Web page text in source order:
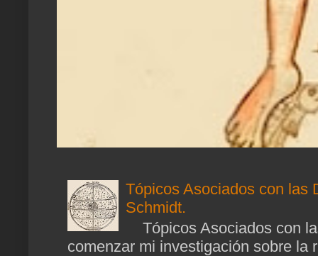
Tópicos Asociados con las
Schmidt.
Tópicos Asociados con
comenzar mi investigación sobre la